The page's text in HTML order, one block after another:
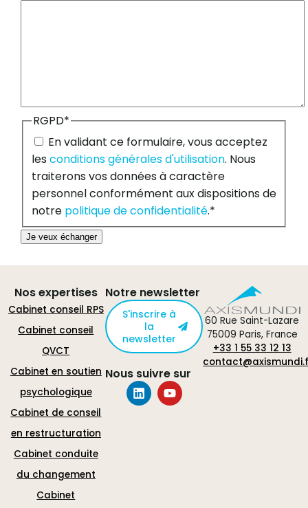
RGPD*
En validant ce formulaire, vous acceptez
lesconditions générales d'utilisation. Nous
traiterons vos données à caractère
personnel conformément aux dispositions de
notre politique de confidentialité.*
Je veux échanger
60 Rue Saint-Lazare
75009 Paris, France
+33 1 55 33 12 13
Nos expertises
Cabinet conseil RPS
Cabinet conseil
QVCT
Cabinet en soutien
psychologique
Cabinet de conseil
en restructuration
Cabinet conduite
du changement
Cabinet
Notre newsletter
S'inscrire à
la
newsletter
Nous suivre sur